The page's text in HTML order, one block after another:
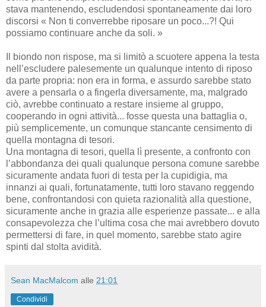
stava mantenendo, escludendosi spontaneamente dai loro
discorsi « Non ti converrebbe riposare un poco...?! Qui
possiamo continuare anche da soli. »
Il biondo non rispose, ma si limitò a scuotere appena la testa
nell’escludere palesemente un qualunque intento di riposo
da parte propria: non era in forma, e assurdo sarebbe stato
avere a pensarla o a fingerla diversamente, ma, malgrado
ciò, avrebbe continuato a restare insieme al gruppo,
cooperando in ogni attività... fosse questa una battaglia o,
più semplicemente, un comunque stancante censimento di
quella montagna di tesori.
Una montagna di tesori, quella lì presente, a confronto con
l’abbondanza dei quali qualunque persona comune sarebbe
sicuramente andata fuori di testa per la cupidigia, ma
innanzi ai quali, fortunatamente, tutti loro stavano reggendo
bene, confrontandosi con quieta razionalità alla questione,
sicuramente anche in grazia alle esperienze passate... e alla
consapevolezza che l’ultima cosa che mai avrebbero dovuto
permettersi di fare, in quel momento, sarebbe stato agire
spinti dal stolta avidità.
Sean MacMalcom alle 21:01
Condividi